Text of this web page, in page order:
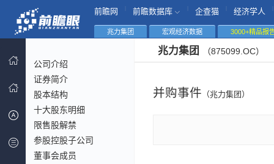
前瞻网 前瞻数据库 企查猫 经济学人
兆力集团 宏观经济数据 3000+精品报
公司介绍
证券简介
股本结构
十大股东明细
限售股解禁
参股控股子公司
董事会成员
兆力集团 （875099.OC）
并购事件 （兆力集团）